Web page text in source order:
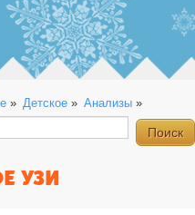
» Детское» Анализы»
УЗИ